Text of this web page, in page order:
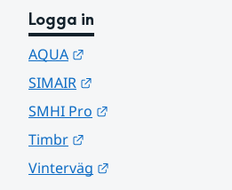
Logga in
AQUA
SIMAIR
SMHI Pro
Timbr
Vinterväg